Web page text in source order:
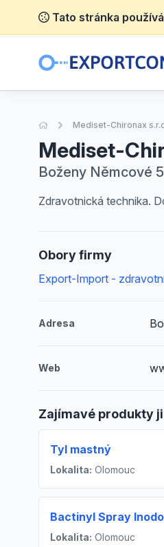
Tato stránka
Úvodní stránka
Mediset-Chironax
Mediset-
Boženy Němcové
Zdravotnická technika.
Obory firmy
Export-Import -
Adresa
Web
Zajímavé produkty
Tyl mastný
Lokalita: Olomouc
Bactinyl Spray
Lokalita: Olomouc